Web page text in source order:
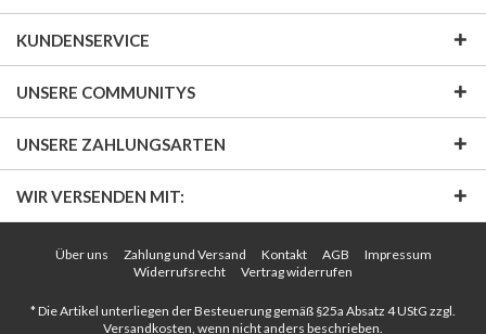
KUNDENSERVICE
UNSERE COMMUNITYS
UNSERE ZAHLUNGSARTEN
WIR VERSENDEN MIT:
Über uns Zahlung und Versand Kontakt AGB
Impressum
Widerrufsrecht
Vertrag widerrufen
* Die Artikel unterliegen der Besteuerung gemäß §25a Absatz 4 UStG zzgl.
Versandkosten , wenn nicht anders beschrieben.